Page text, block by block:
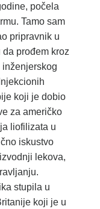
počela
Tamo sam
pripravnik u
prođem kroz
koji je dobio
za američko
liofilizata u
iskustvo
lekova,
stupila u
koji je u